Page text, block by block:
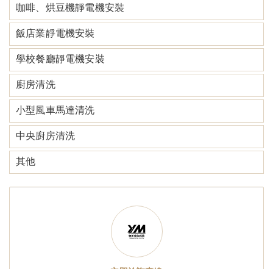
咖啡、烘豆機靜電機安裝
飯店業靜電機安裝
學校餐廳靜電機安裝
廚房清洗
小型風車馬達清洗
中央廚房清洗
其他